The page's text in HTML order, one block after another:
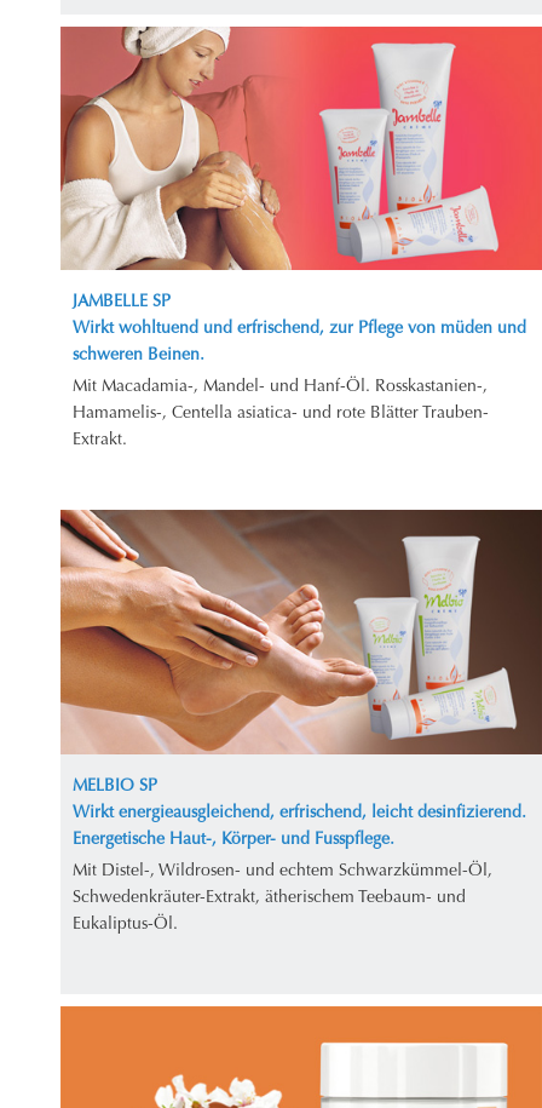
JAMBELLE SP
Wirkt wohltuend und erfrischend, zur Pflege von müden und
schweren Beinen.
Mit Macadamia-, Mandel- und Hanf-Öl. Rosskastanien-,
Hamamelis-, Centella asiatica- und rote Blätter Trauben-
Extrakt.
MELBIO SP
Wirkt energieausgleichend, erfrischend, leicht desinfizierend.
Energetische Haut-, Körper- und Fusspflege.
Mit Distel-, Wildrosen- und echtem Schwarzkümmel-Öl,
Schwedenkräuter-Extrakt, ätherischem Teebaum- und
Eukaliptus-Öl.